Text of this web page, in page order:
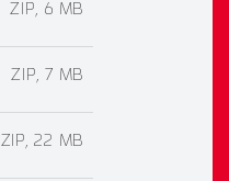
ZIP, 6 MB
ZIP, 7 MB
ZIP, 22 MB